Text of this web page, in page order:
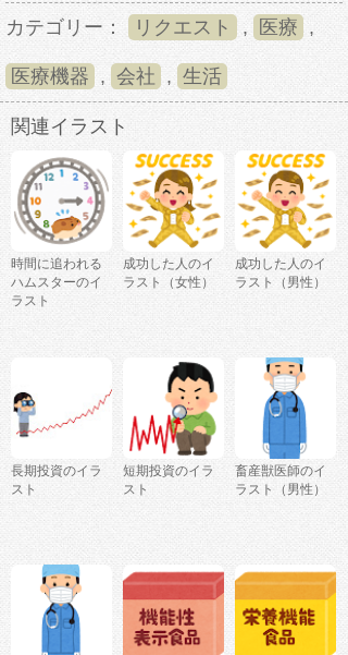
カテゴリー： リクエスト , 医療 ,
医療機器 , 会社 , 生活
関連イラスト
時間に追われる
ハムスターのイ
ラスト
成功した人のイ
ラスト（女性）
成功した人のイ
ラスト（男性）
長期投資のイラ
スト
短期投資のイラ
スト
畜産獣医師のイ
ラスト（男性）